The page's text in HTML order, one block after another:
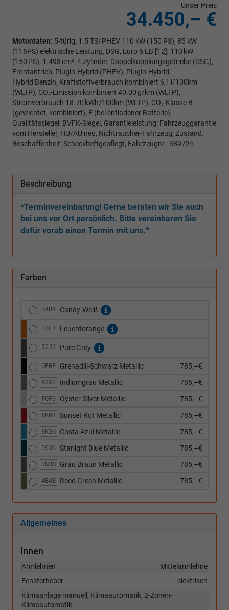
Unser Preis
34.450,– €
Motordaten: 5-türig, 1.5 TSI PHEV 110 kW (150 PS), 85 kW
(116PS) elektrische Leistung, DSG, Euro 6 EB [12], 110 kW
(150 PS), 1.498 cm³, 4 Zylinder, Doppelkupplungsgetriebe (DSG),
Frontantrieb, Plugin-Hybrid (PHEV), Plugin-Hybrid,
Hybrid Benzin, Kraftstoffverbrauch kombiniert 6,1 l/100km
(WLTP), CO₂-Emission kombiniert 40.00 g/km (WLTP),
Stromverbrauch 18.70 kWh/100km (WLTP), CO₂-Klasse B
(gewichtet, kombiniert), E (bei entladener Batterie),
Qualitätssiegel: BVFK-Siegel, Garantieleistung: Fahrzeuggarantie
vom Hersteller, HU/AU neu, Nichtraucher-Fahrzeug, Zustand,
Beschaffenheit: Scheckheftgepflegt, Fahrzeugnr.: 389725
Beschreibung
*Terminvereinbarung! Gerne beraten wir Sie auch
bei uns vor Ort persönlich. Bitte vereinbaren Sie
dafür vorab einen Termin mit uns.*
Farben
B4B4 Candy-Weiß
E3E3 Leuchtorange
J2J2 Pure Grey
0E0E Grenadill-Schwarz Metallic 785,–€
X3X3 Indiumgrau Metallic 785,–€
F0F0 Oyster Silver Metallic 785,–€
6K6K Sunset Rot Metallic 785,–€
3K3K Costa Azul Metallic 785,–€
3S3S Starlight Blue Metallic 785,–€
3N3N Grau Braun Metallic 785,–€
4E4E Reed Green Metallic 785,–€
Allgemeines
Innen
Mittelarmlehne
Armlehnen
elektrisch
Fensterheber
Klimaanlage manuell, Klimaautomatik, 2-Zonen-
Klimaautomatik